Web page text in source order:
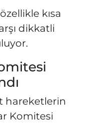
kısa
dikkatli
hareketlerin
Komitesi